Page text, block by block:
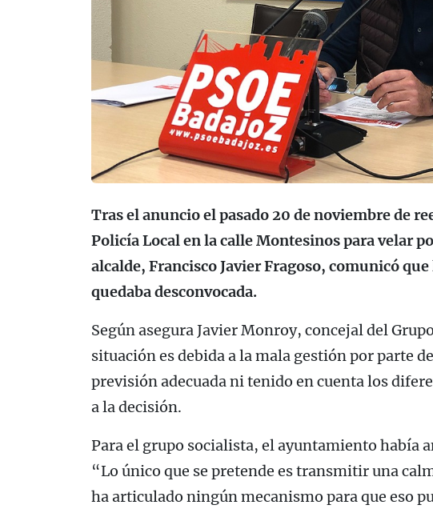
Tras el anuncio el pasado 20 de noviembre de
Policía Local en la calle Montesinos para velar
alcalde, Francisco Javier Fragoso, comunicó
quedaba desconvocada.
Según asegura Javier Monroy, concejal del
situación es debida a la mala gestión por parte
previsión adecuada ni tenido en cuenta los
a la decisión.
Para el grupo socialista, el ayuntamiento había
“Lo único que se pretende es transmitir una
ha articulado ningún mecanismo para que eso